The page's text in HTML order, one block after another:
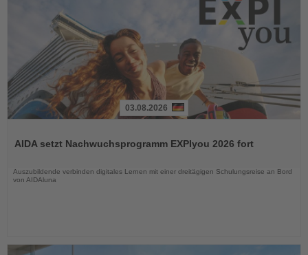
die
03.08.2026
AIDA setzt Nachwuchsprogramm EXPIyou 2026 fort
Auszubildende verbinden digitales Lernen mit einer dreitägigen Schulungsreise an Bord
von AIDAluna